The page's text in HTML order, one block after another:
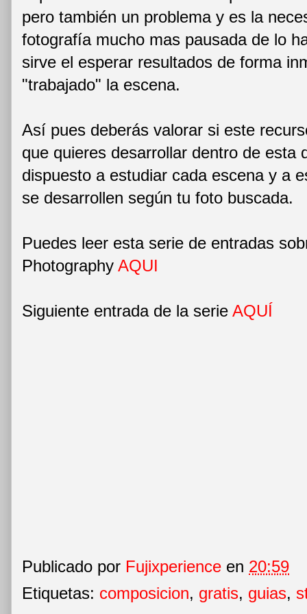
pero también un problema y es la
fotografía mucho mas pausada de lo
sirve el esperar resultados de forma
"trabajado" la escena.
Así pues deberás valorar si este
que quieres desarrollar dentro de esta
dispuesto a estudiar cada escena y a
se desarrollen según tu foto buscada.
Puedes leer esta serie de entradas
Photography AQUI
Siguiente entrada de la serie AQUÍ
Publicado por Fujixperience en 20:59
Etiquetas: composicion, gratis, guias,